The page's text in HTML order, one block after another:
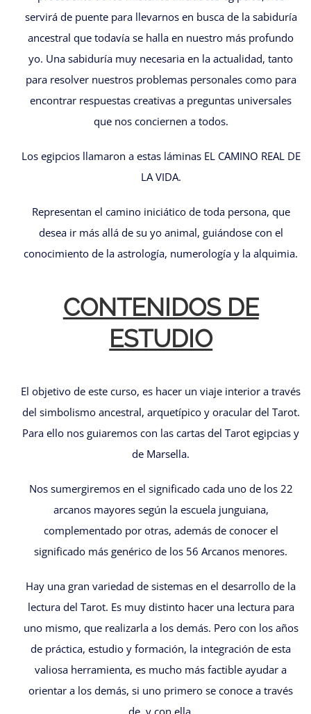
servirá de puente para llevarnos en busca de la sabiduría
ancestral que todavía se halla en nuestro más profundo
yo. Una sabiduría muy necesaria en la actualidad, tanto
para resolver nuestros problemas personales como para
encontrar respuestas creativas a preguntas universales
que nos conciernen a todos.
Los egipcios llamaron a estas láminas EL CAMINO REAL DE
LA VIDA.
Representan el camino iniciático de toda persona, que
desea ir más allá de su yo animal, guiándose con el
conocimiento de la astrología, numerología y la alquimia.
CONTENIDOS DE
ESTUDIO
El objetivo de este curso, es hacer un viaje interior a través
del simbolismo ancestral, arquetípico y oracular del Tarot.
Para ello nos guiaremos con las cartas del Tarot egipcias y
de Marsella.
Nos sumergiremos en el significado cada uno de los 22
arcanos mayores según la escuela junguiana,
complementado por otras, además de conocer el
significado más genérico de los 56 Arcanos menores.
Hay una gran variedad de sistemas en el desarrollo de la
lectura del Tarot. Es muy distinto hacer una lectura para
uno mismo, que realizarla a los demás. Pero con los años
de práctica, estudio y formación, la integración de esta
valiosa herramienta, es mucho más factible ayudar a
orientar a los demás, si uno primero se conoce a través
de, y con ella.